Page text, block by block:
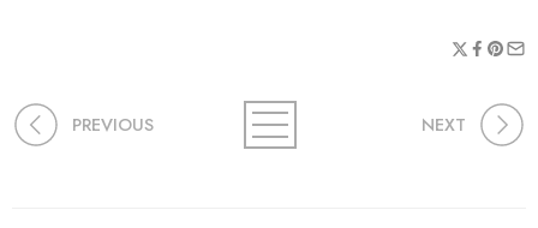
PREVIOUS NEXT